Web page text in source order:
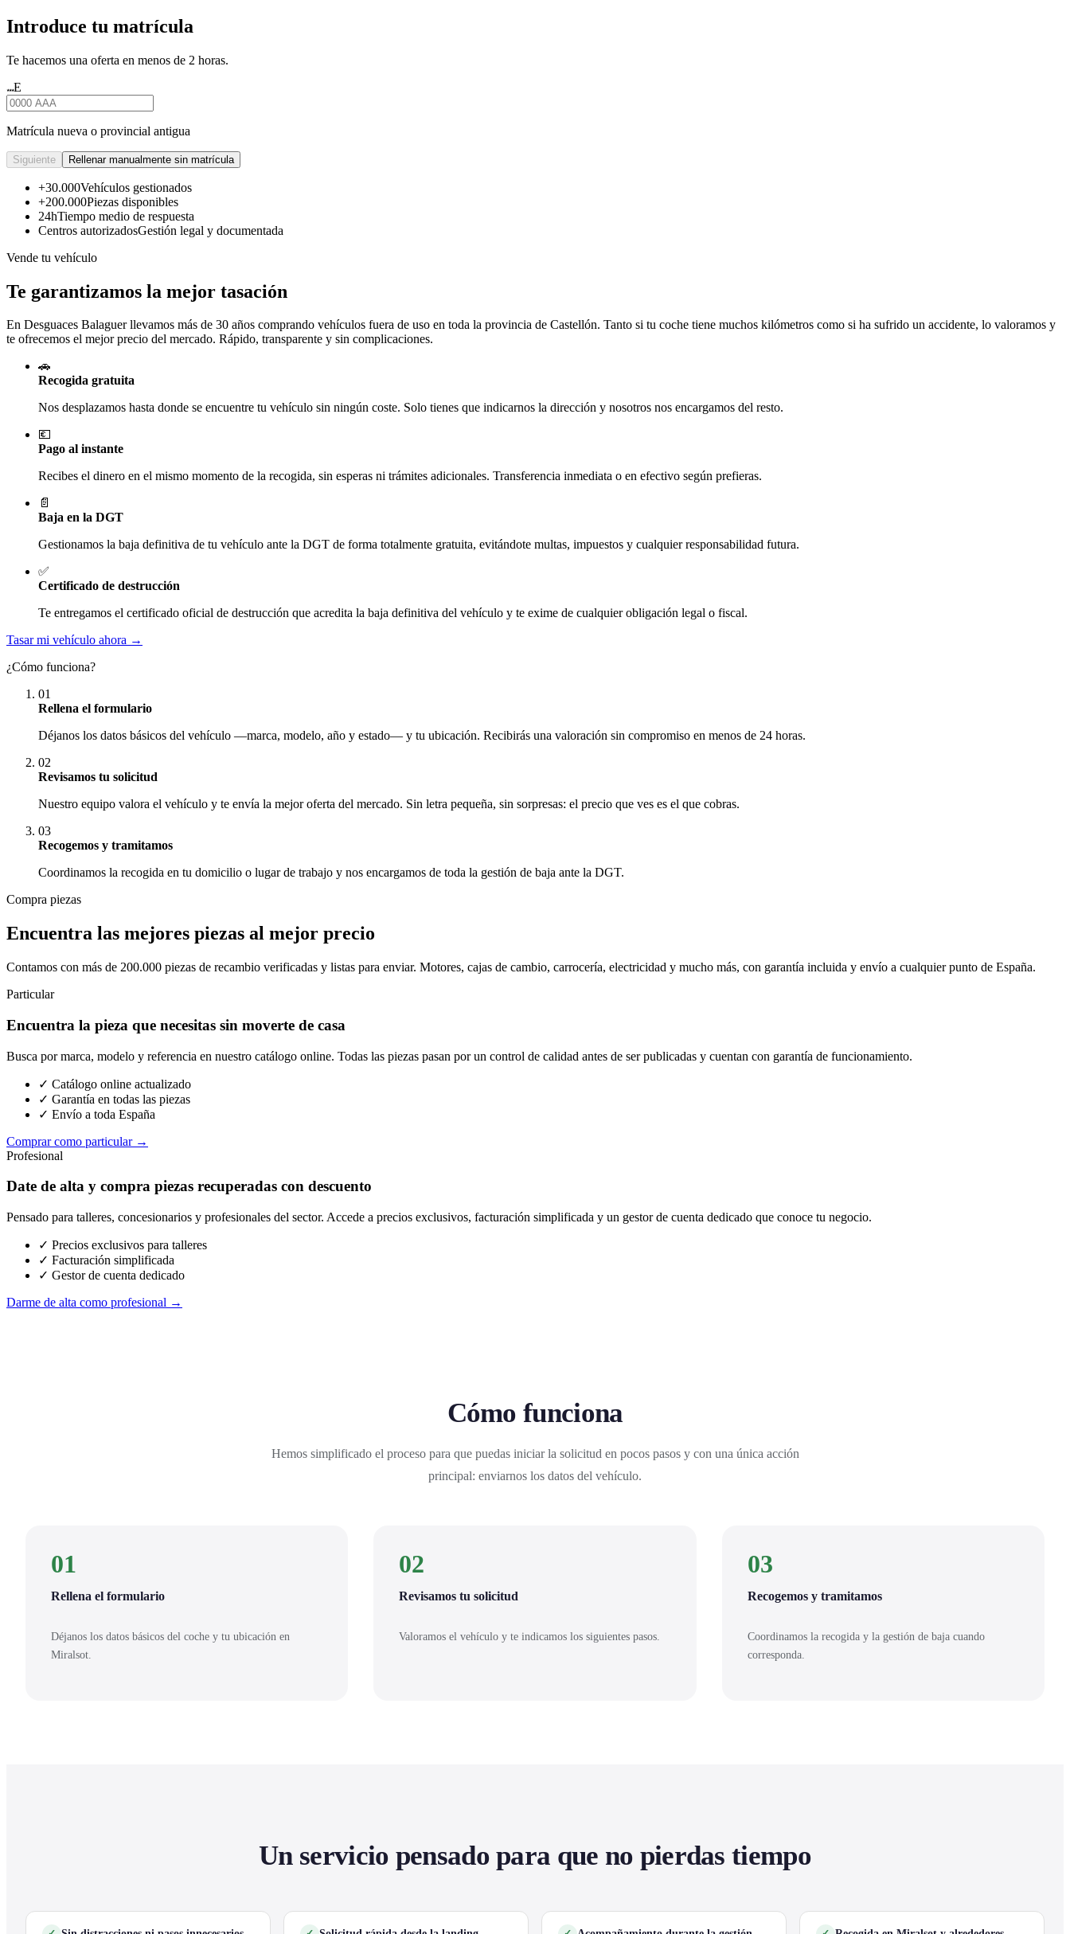
Introduce tu matrícula
Te hacemos una oferta en menos de 2 horas.
★★★E
Matrícula nueva o provincial antigua
Siguiente Rellenar manualmente sin matrícula
+30.000Vehículos gestionados
+200.000Piezas disponibles
24hTiempo medio de respuesta
Centros autorizadosGestión legal y documentada
Vende tu vehículo
Te garantizamos la mejor tasación
En Desguaces Balaguerllevamos más de 30 años comprando vehículos fuera de uso en toda la provincia de Castellón. Tanto si tu coche tiene muchos kilómetros como si ha sufrido un accidente, lo valoramos y
te ofrecemos el mejor precio del mercado. Rápido, transparente y sin complicaciones.
🚗
Recogida gratuita
Nos desplazamos hasta donde se encuentre tu vehículo sin ningún coste. Solo tienes que indicarnos la dirección y nosotros nos encargamos del resto.
💶
Pago al instante
Recibes el dinero en el mismo momento de la recogida, sin esperas ni trámites adicionales. Transferencia inmediata o en efectivo según prefieras.
📄
Baja en la DGT
Gestionamos la baja definitiva de tu vehículo ante la DGT de forma totalmente gratuita, evitándote multas, impuestos y cualquier responsabilidad futura.
✅
Certificado de destrucción
Te entregamos el certificado oficial de destrucción que acredita la baja definitiva del vehículo y te exime de cualquier obligación legal o fiscal.
Tasar mi vehículo ahora →
¿Cómo funciona?
01
Rellena el formulario
Déjanos los datos básicos del vehículo —marca, modelo, año y estado— y tu ubicación. Recibirás una valoración sin compromiso en menos de 24 horas.
02
Revisamos tu solicitud
Nuestro equipo valora el vehículo y te envía la mejor oferta del mercado. Sin letra pequeña, sin sorpresas: el precio que ves es el que cobras.
03
Recogemos y tramitamos
Coordinamos la recogida en tu domicilio o lugar de trabajo y nos encargamos de toda la gestión de baja ante la DGT.
Compra piezas
Encuentra las mejores piezas al mejor precio
Contamos con más de 200.000 piezas de recambio verificadas y listas para enviar. Motores, cajas de cambio, carrocería, electricidad y mucho más, con garantía incluida y envío a cualquier punto de España.
Particular
Encuentra la pieza que necesitas sin moverte de casa
Busca por marca, modelo y referencia en nuestro catálogo online. Todas las piezas pasan por un control de calidad antes de ser publicadas y cuentan con garantía de funcionamiento.
✓ Catálogo online actualizado
✓ Garantía en todas las piezas
✓ Envío a toda España
Comprar como particular →
Profesional
Date de alta y compra piezas recuperadas con descuento
Pensado para talleres, concesionarios y profesionales del sector. Accede a precios exclusivos, facturación simplificada y un gestor de cuenta dedicado que conoce tu negocio.
✓ Precios exclusivos para talleres
✓ Facturación simplificada
✓ Gestor de cuenta dedicado
Darme de alta como profesional →
Cómo funciona
Hemos simplificado el proceso para que puedas iniciar la solicitud en pocos pasos y con una única acción
principal: enviarnos los datos del vehículo.
01
Rellena el formulario
Déjanos los datos básicos del coche y tu ubicación en
Miralsot.
02
Revisamos tu solicitud
Valoramos el vehículo y te indicamos los siguientes pasos.
03
Recogemos y tramitamos
Coordinamos la recogida y la gestión de baja cuando
corresponda.
Un servicio pensado para que no pierdas tiempo